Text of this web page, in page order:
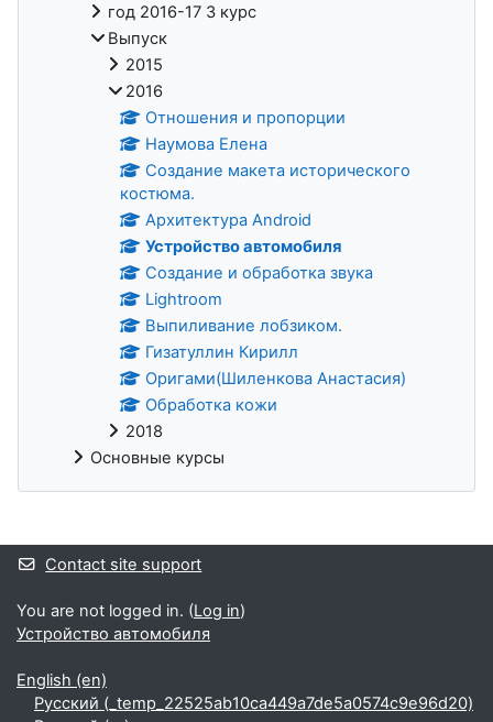
год 2016-17 3 курс
Выпуск
2015
2016
Отношения и пропорции
Наумова Елена
Создание макета исторического
костюма.
Архитектура Android
Устройство автомобиля
Создание и обработка звука
Lightroom
Выпиливание лобзиком.
Гизатуллин Кирилл
Оригами(Шиленкова Анастасия)
Обработка кожи
2018
Основные курсы
Supplementary blocks
Contact site support
You are not logged in. (Log in)
Устройство автомобиля
English ‎(en)‎
Русский ‎(_temp_22525ab10ca449a7de5a0574c9e96d20)‎